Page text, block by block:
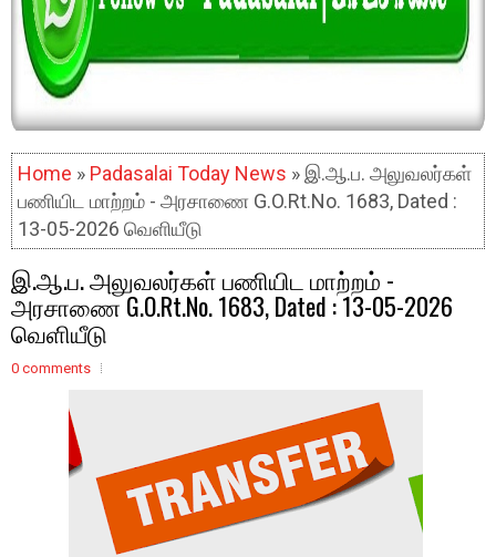
Home » Padasalai Today News » இ.ஆ.ப. அலுவலர்கள்
பணியிட மாற்றம் - அரசாணை G.O.Rt.No. 1683, Dated :
13-05-2026 வெளியீடு
இ.ஆ.ப. அலுவலர்கள் பணியிட மாற்றம் -
அரசாணை G.O.Rt.No. 1683, Dated : 13-05-2026
வெளியீடு
0 comments